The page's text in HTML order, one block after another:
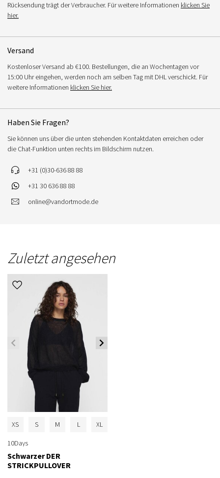
Rücksendung trägt der Verbraucher. Für weitere Informationen klicken Sie
hier.
Versand
Kostenloser Versand ab €100. Bestellungen, die an Wochentagen vor
15:00 Uhr eingehen, werden noch am selben Tag mit DHL verschickt. Für
weitere Informationen klicken Sie hier.
Haben Sie Fragen?
Sie können uns über die unten stehenden Kontaktdaten erreichen oder
die Chat-Funktion unten rechts im Bildschirm nutzen.
+31 (0)30-636 88 88
+31 30 636 88 88
online@vandortmode.de
Zuletzt angesehen
XS S M L XL
10Days
Schwarzer DER
STRICKPULLOVER